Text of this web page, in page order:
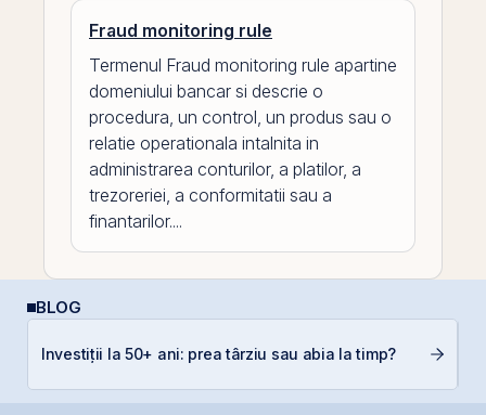
Fraud monitoring rule
Termenul Fraud monitoring rule apartine
domeniului bancar si descrie o
procedura, un control, un produs sau o
relatie operationala intalnita in
administrarea conturilor, a platilor, a
trezoreriei, a conformitatii sau a
finantarilor....
BLOG
Investiții la 50+ ani: prea târziu sau abia la timp?